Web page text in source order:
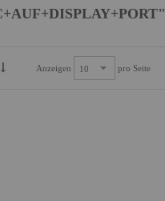
Anzeigen pro Seite